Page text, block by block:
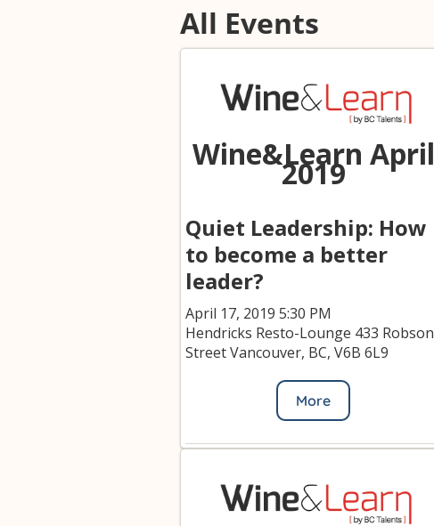
All Events
Wine&Learn April
2019
Quiet Leadership: How
to become a better
leader?
April 17, 2019 5:30 PM
Hendricks Resto-Lounge 433 Robson
Street Vancouver, BC, V6B 6L9
More